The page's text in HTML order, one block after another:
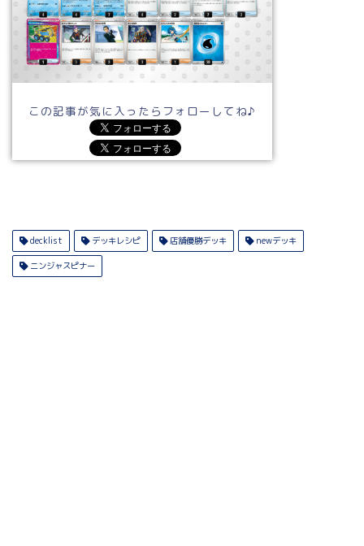
この記事が気に入ったらフォローしてね♪
decklist デッキレシピ 店舗優勝デッキ newデッキ
ニンジャスピナー